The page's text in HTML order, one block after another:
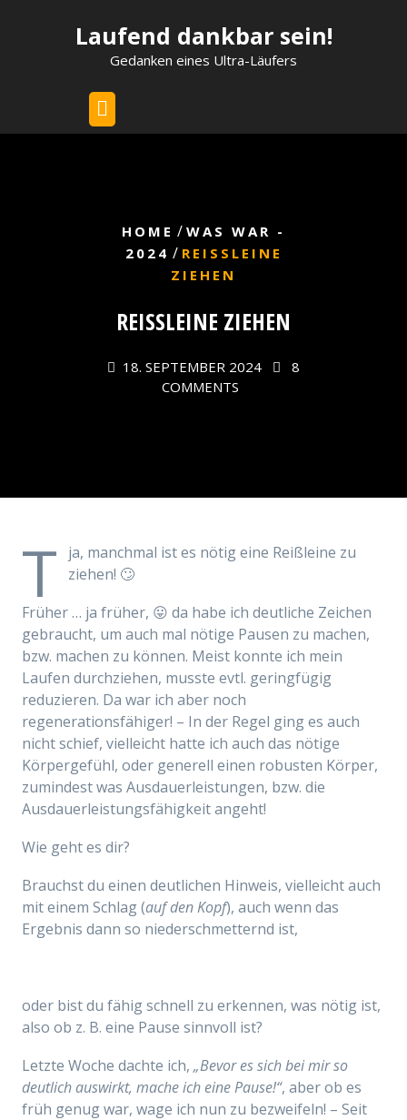
Laufend dankbar sein!
Gedanken eines Ultra-Läufers
HOME / WAS WAR -
2024 / REISSLEINE Z
IEHEN
REISSLEINE ZIEHEN
18. SEPTEMBER 2024
8
COMMENTS
T
ja, manchmal ist es nötig eine Reißleine zu
ziehen! 🙄
Früher … ja früher, 😛 da habe ich deutliche Zeichen
gebraucht, um auch mal nötige Pausen zu machen,
bzw. machen zu können. Meist konnte ich mein
Laufen durchziehen, musste evtl. geringfügig
reduzieren. Da war ich aber noch
regenerationsfähiger! – In der Regel ging es auch
nicht schief, vielleicht hatte ich auch das nötige
Körpergefühl, oder generell einen robusten Körper,
zumindest was Ausdauerleistungen, bzw. die
Ausdauerleistungsfähigkeit angeht!
Wie geht es dir?
Brauchst du einen deutlichen Hinweis, vielleicht auch
mit einem Schlag (auf den Kopf), auch wenn das
Ergebnis dann so niederschmetternd ist,
oder bist du fähig schnell zu erkennen, was nötig ist,
also ob z. B. eine Pause sinnvoll ist?
Letzte Woche dachte ich, „Bevor es sich bei mir so
deutlich auswirkt, mache ich eine Pause!“, aber ob es
früh genug war, wage ich nun zu bezweifeln! – Seit